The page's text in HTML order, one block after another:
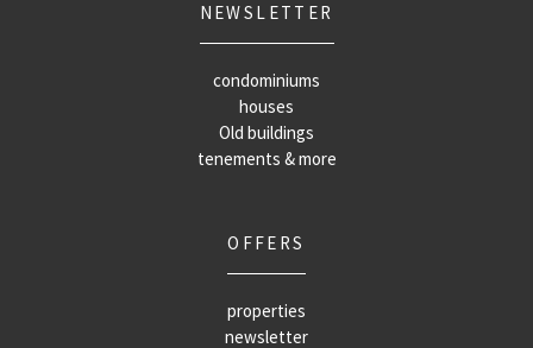
NEWSLETTER
condominiums
houses
Old buildings
tenements & more
OFFERS
properties
newsletter